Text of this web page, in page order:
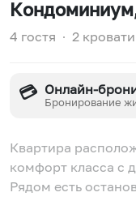
Кондоминиум
4 гостя ∙ 2 кровати
💳 Онлайн-
Бронирование
Квартира
комфорт класса с
Рядом есть